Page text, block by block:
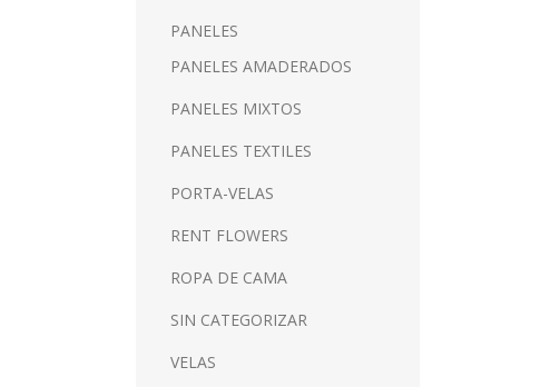
PANELES
PANELES AMADERADOS
PANELES MIXTOS
PANELES TEXTILES
PORTA-VELAS
RENT FLOWERS
ROPA DE CAMA
SIN CATEGORIZAR
VELAS